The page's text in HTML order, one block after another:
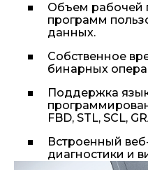
Объем рабочей
программ
данных.
Собственное
бинарных
Поддержка
FBD, STL, SCL,
Встроенный
диагностики и